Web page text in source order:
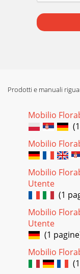
Prodotti e manuali
Mobilio
Mobilio
Mobilio
Utente
(1
Mobilio
Utente
(1
Mobilio